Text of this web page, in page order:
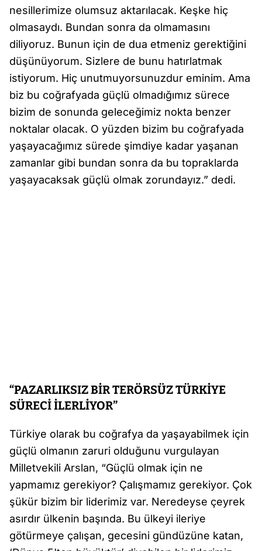
nesillerimize olumsuz aktarılacak. Keşke hiç
olmasaydı. Bundan sonra da olmamasını
diliyoruz. Bunun için de dua etmeniz gerektiğini
düşünüyorum. Sizlere de bunu hatırlatmak
istiyorum. Hiç unutmuyorsunuzdur eminim. Ama
biz bu coğrafyada güçlü olmadığımız sürece
bizim de sonunda geleceğimiz nokta benzer
noktalar olacak. O yüzden bizim bu coğrafyada
yaşayacağımız sürede şimdiye kadar yaşanan
zamanlar gibi bundan sonra da bu topraklarda
yaşayacaksak güçlü olmak zorundayız.” dedi.
“PAZARLIKSIZ BİR TERÖRSÜZ TÜRKİYE
SÜRECİ İLERLİYOR”
Türkiye olarak bu coğrafya da yaşayabilmek için
güçlü olmanın zaruri olduğunu vurgulayan
Milletvekili Arslan, “Güçlü olmak için ne
yapmamız gerekiyor? Çalışmamız gerekiyor. Çok
şükür bizim bir liderimiz var. Neredeyse çeyrek
asırdır ülkenin başında. Bu ülkeyi ileriye
götürmeye çalışan, gecesini gündüzüne katan,